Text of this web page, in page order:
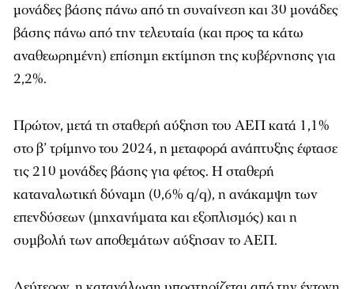
μονάδες βάσης πάνω από τη συναίνεση και 30 μονάδες
βάσης πάνω από την τελευταία (και προς τα κάτω
αναθεωρημένη) επίσημη εκτίμηση της κυβέρνησης για
2,2%.
Πρώτον, μετά τη σταθερή αύξηση του ΑΕΠ κατά 1,1%
στο β’ τρίμηνο του 2024, η μεταφορά ανάπτυξης έφτασε
τις 210 μονάδες βάσης για φέτος. Η σταθερή
καταναλωτική δύναμη (0,6% q/q), η ανάκαμψη των
επενδύσεων (μηχανήματα και εξοπλισμός) και η
συμβολή των αποθεμάτων αύξησαν το ΑΕΠ.